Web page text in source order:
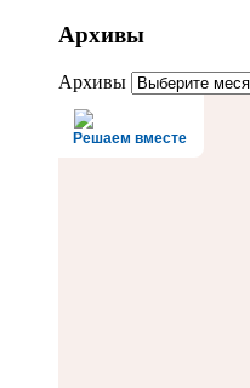
Архивы
Архивы
Решаем вместе